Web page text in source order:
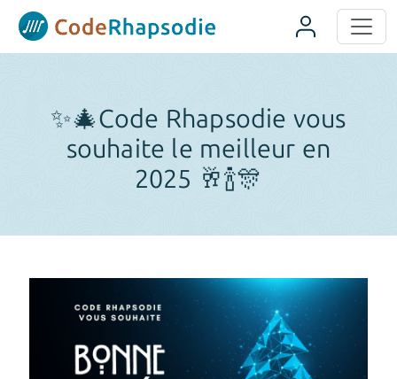
✨🎄Code Rhapsodie vous
souhaite le meilleur en
2025 🥂🍾🎊
Panneau de gestion des cookies